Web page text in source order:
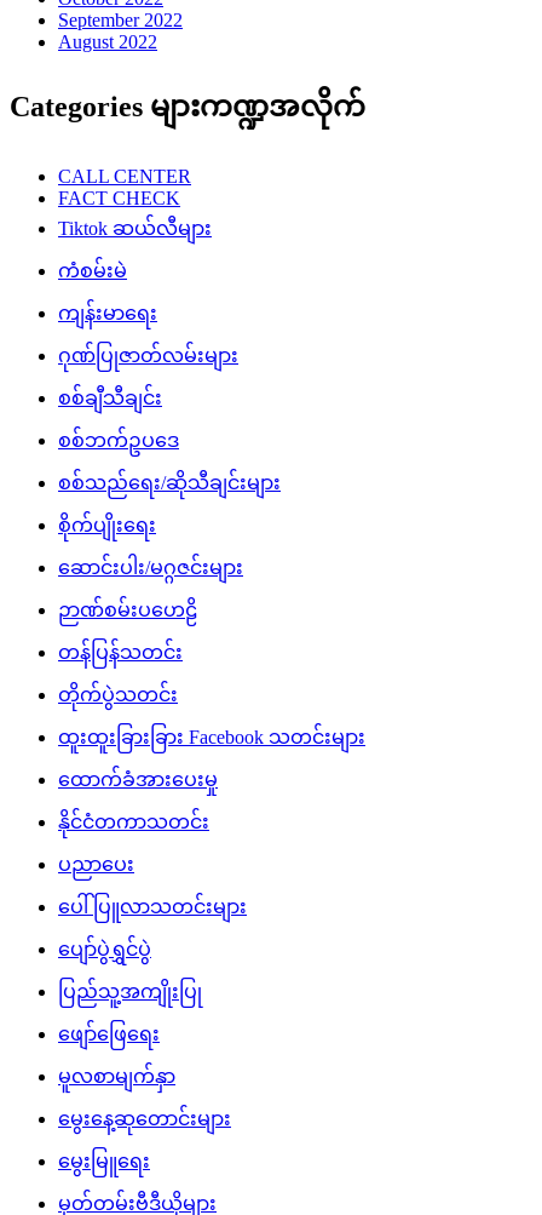
September 2022
August 2022
Categories များကဏ္ဍအလိုက်
CALL CENTER
FACT CHECK
Tiktok ဆယ်လီများ
ကံစမ်းမဲ
ကျန်းမာရေး
ဂုဏ်ပြုဇာတ်လမ်းများ
စစ်ချီသီချင်း
စစ်ဘက်ဥပဒေ
စစ်သည်ရေး/ဆိုသီချင်းများ
စိုက်ပျိုးရေး
ဆောင်းပါး/မဂ္ဂဇင်းများ
ဉာဏ်စမ်းပဟေဠိ
တန်ပြန်သတင်း
တိုက်ပွဲသတင်း
ထူးထူးခြားခြား Facebook သတင်းများ
ထောက်ခံအားပေးမှု
နိုင်ငံတကာသတင်း
ပညာပေး
ပေါ်ပြူလာသတင်းများ
ပျော်ပွဲရွှင်ပွဲ
ပြည်သူ့အကျိုးပြု
ဖျော်ဖြေရေး
မူလစာမျက်နှာ
မွေးနေ့ဆုတောင်းများ
မွေးမြူရေး
မှတ်တမ်းဗီဒီယိုများ